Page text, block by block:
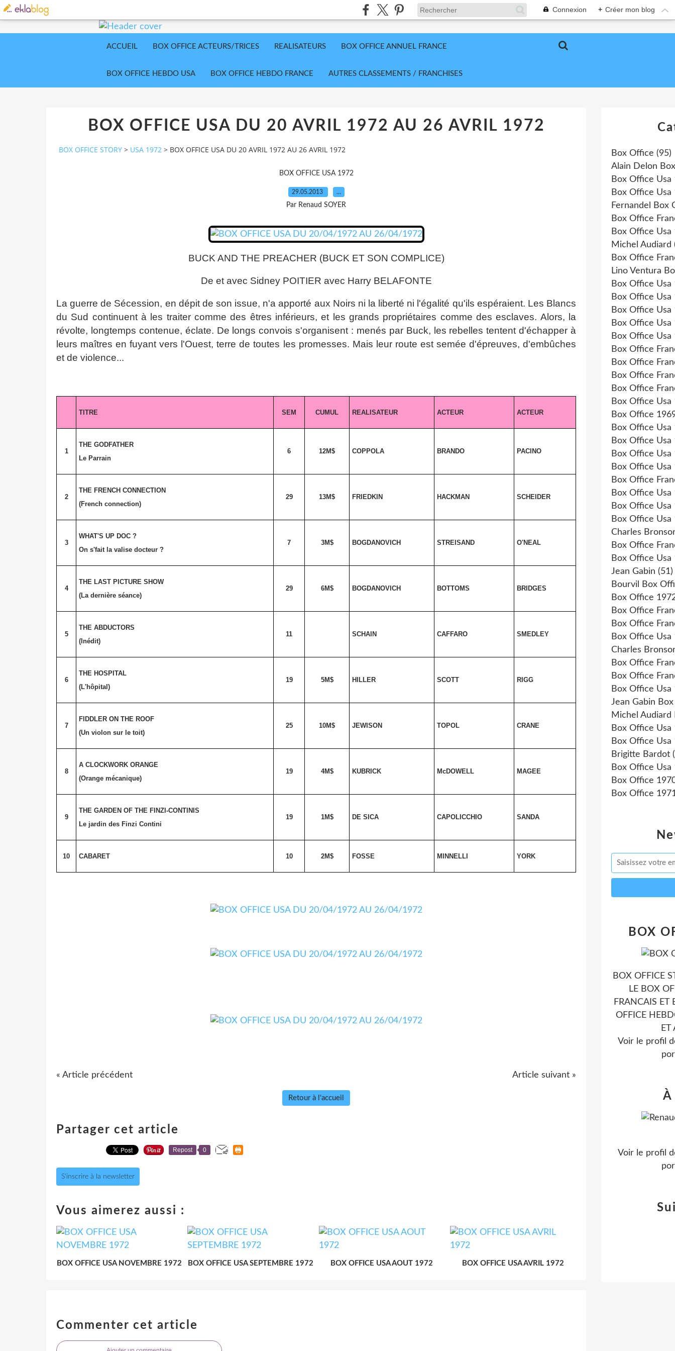
Connexion + Créer mon blog
ACCUEIL BOX OFFICE ACTEURS/TRICES REALISATEURS BOX OFFICE ANNUEL FRANCE
BOX OFFICE HEBDO USA BOX OFFICE HEBDO FRANCE AUTRES CLASSEMENTS / FRANCHISES
BOX OFFICE USA DU 20 AVRIL 1972 AU 26 AVRIL 1972
BOX OFFICE STORY > USA 1972 > BOX OFFICE USA DU 20 AVRIL 1972 AU 26 AVRIL 1972
BOX OFFICE USA 1972
29.05.2013 …
Par Renaud SOYER
BUCK AND THE PREACHER (BUCK ET SON COMPLICE)
De et avec Sidney POITIER avec Harry BELAFONTE
La guerre de Sécession, en dépit de son issue, n'a apporté aux Noirs ni la liberté ni l'égalité qu'ils espéraient. Les Blancs
du Sud continuent à les traiter comme des êtres inférieurs, et les grands propriétaires comme des esclaves. Alors, la
révolte, longtemps contenue, éclate. De longs convois s'organisent : menés par Buck, les rebelles tentent d'échapper à
leurs maîtres en fuyant vers l'Ouest, terre de toutes les promesses. Mais leur route est semée d'épreuves, d'embûches
et de violence...
TITRE SEM CUMUL REALISATEUR ACTEUR ACTEUR
1
THE GODFATHER
Le Parrain
6 12M$ COPPOLA BRANDO PACINO
2
THE FRENCH CONNECTION
(French connection)
29 13M$ FRIEDKIN HACKMAN SCHEIDER
3
WHAT'S UP DOC ?
On s'fait la valise docteur ?
7 3M$ BOGDANOVICH STREISAND O'NEAL
4
THE LAST PICTURE SHOW
(La dernière séance)
29 6M$ BOGDANOVICH BOTTOMS BRIDGES
5
THE ABDUCTORS
(Inédit)
11 SCHAIN CAFFARO SMEDLEY
6
THE HOSPITAL
(L'hôpital)
19 5M$ HILLER SCOTT RIGG
7
FIDDLER ON THE ROOF
(Un violon sur le toit)
25 10M$ JEWISON TOPOL CRANE
8
A CLOCKWORK ORANGE
(Orange mécanique)
19 4M$ KUBRICK McDOWELL MAGEE
9
THE GARDEN OF THE FINZI-CONTINIS
Le jardin des Finzi Contini
19 1M$ DE SICA CAPOLICCHIO SANDA
10 CABARET 10 2M$ FOSSE MINNELLI YORK
« Article précédent Article suivant »
Retour à l'accueil
Partager cet article
Repost 0
S'inscrire à la newsletter
Vous aimerez aussi :
BOX OFFICE USA NOVEMBRE 1972 BOX OFFICE USA SEPTEMBRE 1972 BOX OFFICE USA AOUT 1972 BOX OFFICE USA AVRIL 1972
Commenter cet article
Box Office (95)
Alain Delon
Box Office Usa
Box Office Usa
Fernandel Box
Box Office
Box Office Usa
Michel Audiard
Box Office
Lino Ventura
Box Office Usa
Box Office Usa
Box Office Usa
Box Office Usa
Box Office Usa
Box Office
Box Office
Box Office
Box Office
Box Office Usa
Box Office
Box Office Usa
Box Office Usa
Box Office Usa
Box Office Usa
Box Office
Box Office Usa
Box Office Usa
Box Office Usa
Charles
Box Office
Box Office Usa
Jean Gabin (51)
Bourvil Box
Box Office
Box Office
Box Office
Box Office Usa
Charles
Box Office
Box Office
Box Office Usa
Jean Gabin
Michel Audiard
Box Office Usa
Box Office Usa
Brigitte Bardot
Box Office Usa
Box Office
Box Office
BOX
BOX OFFICE
LE BOX
FRANCAIS ET
OFFICE
ET
Voir le profil
À
Voir le profil